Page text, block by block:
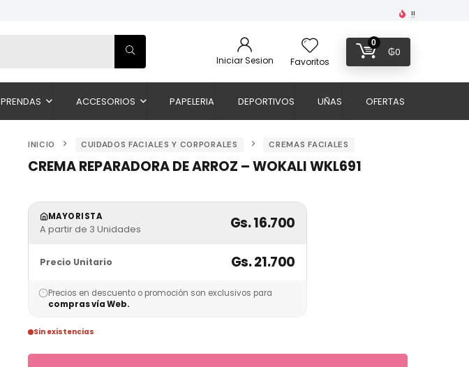
!!
Iniciar Sesion Favoritos
0
₲0
PRENDAS ACCESORIOS PAPELERIA DEPORTIVOS UÑAS OFERTAS
INICIO CUIDADOS FACIALES Y CORPORALES CREMAS FACIALES
CREMA REPARADORA DE ARROZ – WOKALI WKL691
MAYORISTA
A partir de 3 Unidades Gs. 16.700
Precio Unitario Gs. 21.700
Precios en descuento o promoción son exclusivos para
compras vía Web.
Sin existencias